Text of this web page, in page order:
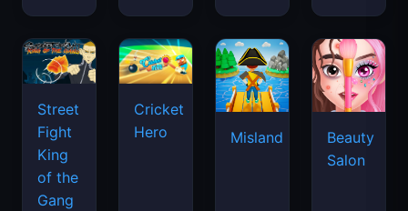
Street
Fight
King
of the
Gang
Cricket
Hero
Misland
Beauty
Salon